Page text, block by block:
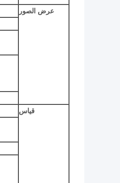
عرض الصور
قياس